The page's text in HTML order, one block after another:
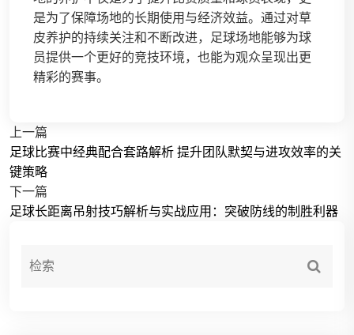
是为了保障场地的长期使用与经济效益。通过对草
皮养护的持续关注和不断改进，足球场地能够为球
员提供一个更好的竞技环境，也能为观众呈现出更
精彩的赛事。
上一篇
足球比赛中经典配合套路解析 提升团队默契与进攻效率的关
键策略
下一篇
足球长距离吊射技巧解析与实战应用：突破防线的制胜利器